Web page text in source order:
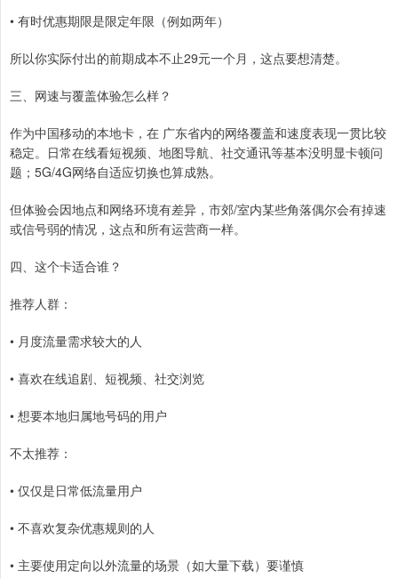
• 有时优惠期限是限定年限（例如两年）
所以你实际付出的前期成本不止29元一个月，这点要想清楚。
三、网速与覆盖体验怎么样？
作为中国移动的本地卡，在 广东省内的网络覆盖和速度表现一贯比较
稳定。日常在线看短视频、地图导航、社交通讯等基本没明显卡顿问
题；5G/4G网络自适应切换也算成熟。
但体验会因地点和网络环境有差异，市郊/室内某些角落偶尔会有掉速
或信号弱的情况，这点和所有运营商一样。
四、这个卡适合谁？
推荐人群：
• 月度流量需求较大的人
• 喜欢在线追剧、短视频、社交浏览
• 想要本地归属地号码的用户
不太推荐：
• 仅仅是日常低流量用户
• 不喜欢复杂优惠规则的人
• 主要使用定向以外流量的场景（如大量下载）要谨慎